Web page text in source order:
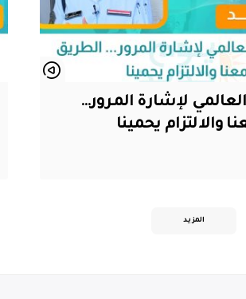
لإشارة المرور…
والالتزام يحمينا
المزيد